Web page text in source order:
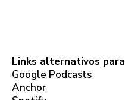
Links alternativos
Google Podcasts
Anchor